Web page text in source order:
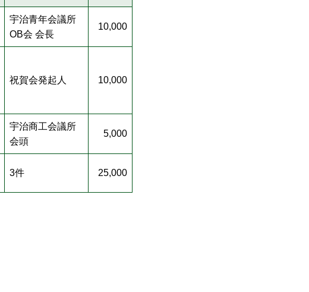
宇治青年会議所
OB会 会長
10,000
祝賀会発起人 10,000
宇治商工会議所
会頭
5,000
3件 25,000